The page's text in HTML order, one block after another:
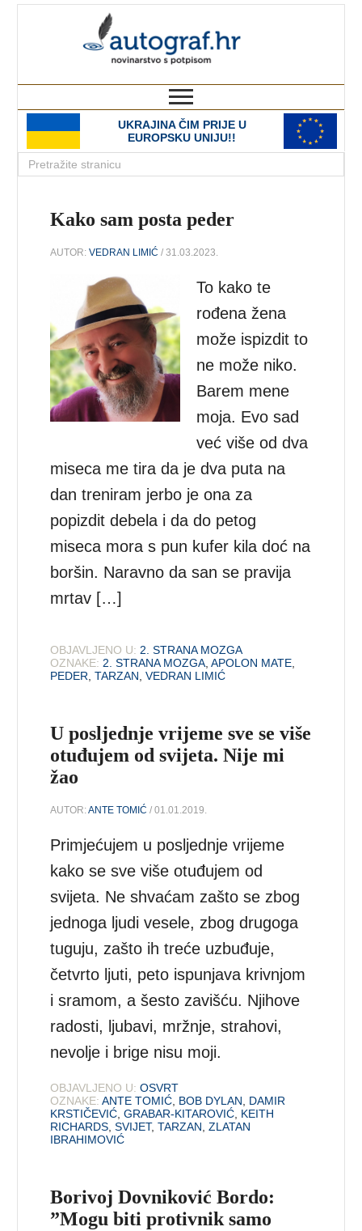
UKRAJINA ČIM PRIJE U
EUROPSKU UNIJU!!
Kako sam posta peder
AUTOR:VEDRAN LIMIĆ / 31.03.2023.
To kako te
rođena žena
može ispizdit to
ne može niko.
Barem mene
moja. Evo sad
već više od dva
miseca me tira da je dva puta na
dan treniram jerbo je ona za
popizdit debela i da do petog
miseca mora s pun kufer kila doć na
boršin. Naravno da san se pravija
mrtav […]
OBJAVLJENO U: 2. STRANA MOZGA
OZNAKE: 2. STRANA MOZGA ,APOLON MATE
PEDER ,TARZAN ,VEDRAN LIMIĆ
U posljednje vrijeme sve se više
otuđujem od svijeta. Nije mi
žao
AUTOR:ANTE TOMIĆ / 01.01.2019.
Primjećujem u posljednje vrijeme
kako se sve više otuđujem od
svijeta. Ne shvaćam zašto se zbog
jednoga ljudi vesele, zbog drugoga
tuguju, zašto ih treće uzbuđuje,
četvrto ljuti, peto ispunjava krivnjom
i sramom, a šesto zavišću. Njihove
radosti, ljubavi, mržnje, strahovi,
nevolje i brige nisu moji.
OBJAVLJENO U: OSVRT
OZNAKE: ANTE TOMIĆ BOB DYLAN
DAMIR
KRSTIČEVIĆ ,GRABAR-KITAROVIĆ KEITH
RICHARDS ,SVIJET,TARZAN ,ZLATAN
IBRAHIMOVIĆ
Borivoj Dovniković Bordo:
”Mogu biti protivnik samo